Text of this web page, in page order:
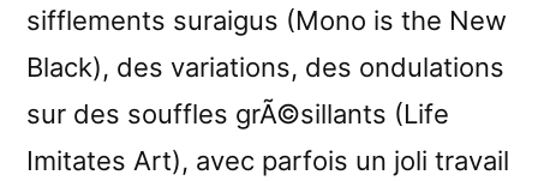
sifflements suraigus (Mono is the New
Black), des variations, des ondulations
sur des souffles grÃ©sillants (Life
Imitates Art), avec parfois un joli travail